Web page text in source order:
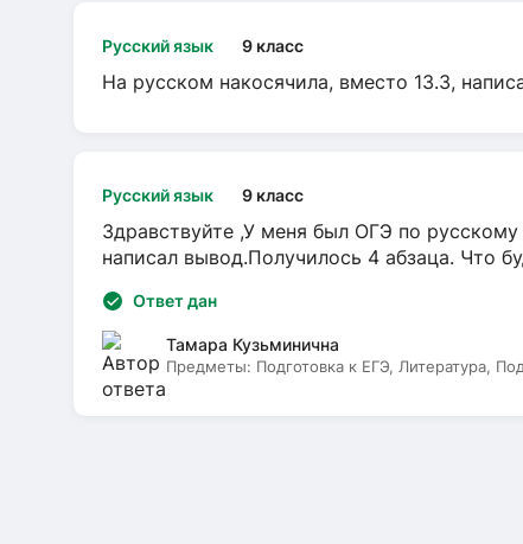
Русский язык 9 класс
На русском накосячила, вместо 13.3,
Русский язык 9 класс
Здравствуйте ,У меня был ОГЭ по
написал вывод.Получилось 4 абзаца. Что
Ответ дан
Тамара Кузьминична
Предметы: Подготовка к ЕГЭ, Литература,